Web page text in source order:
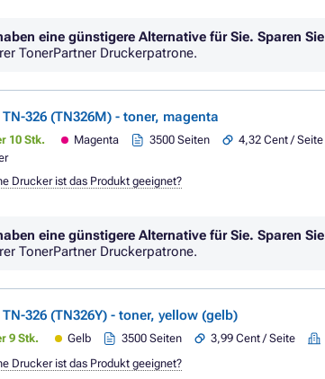
eine günstigere Alternative für Sie. Sparen Sie
TonerPartner Druckerpatrone.
326 (TN326M) - toner, magenta
10 Stk. Magenta 3500 Seiten
4,32 Cent / Seite
Drucker ist das Produkt geeignet?
eine günstigere Alternative für Sie. Sparen Sie
TonerPartner Druckerpatrone.
326 (TN326Y) - toner, yellow (gelb)
9 Stk. Gelb 3500 Seiten 3,99 Cent / Seite
Drucker ist das Produkt geeignet?